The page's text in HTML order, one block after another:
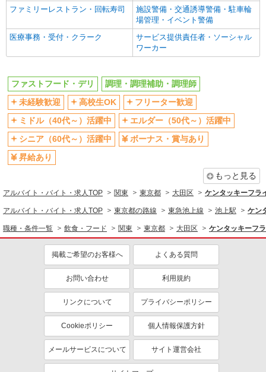
同じ職種から求人を探す
飲食・フード
調理・調理補助・調理師
未経験歓迎
高校生OK
ミドル（40代～）活躍中
ボーナス・賞与あり
週2～3日勤務OK
短時間勤務（1日4h以内）OK
上場企業・上場企業のグループ会
社
扶養内勤務OK
ファミリーレストラン・回転寿司
施設警備・交通誘導警備・駐車輪
場管理・イベント警備
医療事務・受付・クラーク
サービス提供責任者・ソーシャル
ワーカー
ファストフード・デリ
調理・調理補助・調理師
未経験歓迎
高校生OK
フリーター歓迎
ミドル（40代～）活躍中
エルダー（50代～）活躍中
シニア（60代～）活躍中
ボーナス・賞与あり
昇給あり
もっと見る
アルバイト・バイト・求人TOP 関東 東京都 大田区 ケンタッキーフ
アルバイト・バイト・求人TOP 東京都の路線 東急池上線 池上駅 ケン
職種・条件一覧 飲食・フード 関東 東京都 大田区 ケンタッキーフ
掲載ご希望のお客様へ よくある質問
お問い合わせ 利用規約
リンクについて プライバシーポリシー
Cookieポリシー 個人情報保護方針
メールサービスについて サイト運営会社